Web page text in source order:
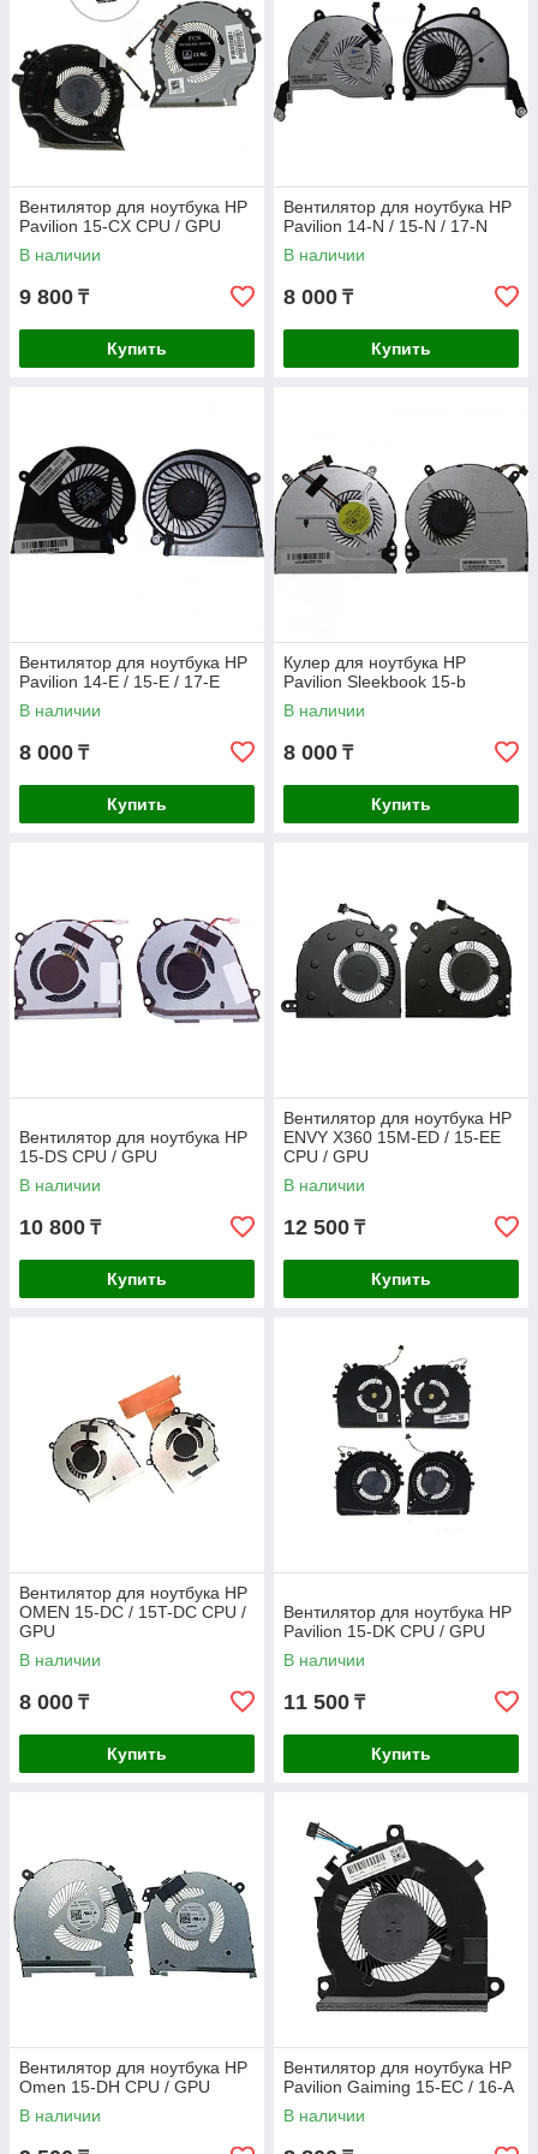
пыли и грязи не реже одного раза в 6 месяцев.
Правильная эксплуатация:
Избегайте работы на мягких
поверхностях, которые могут блокировать вентиляционные
отверстия.
-
Контроль температуры:
Используйте охлаждающие
подставки и следите за температурой процессора и
видеокарты.
вентилятора и других компонентов системы охлаждения.
Вентилятор для ноутбука HP
Pavilion 15-CX CPU / GPU
В наличии
9 800 ₸
Купить
Вентилятор для ноутбука HP
Pavilion 14-N / 15-N / 17-N
В наличии
8 000 ₸
Купить
Вентилятор для ноутбука HP
Pavilion 14-E / 15-E / 17-E
В наличии
8 000 ₸
Купить
Кулер для ноутбука HP
Pavilion Sleekbook 15-b
В наличии
8 000 ₸
Купить
Вентилятор для ноутбука HP
15-DS CPU / GPU
В наличии
10 800 ₸
Купить
Вентилятор для ноутбука HP
ENVY X360 15M-ED / 15-EE
CPU / GPU
В наличии
12 500 ₸
Купить
Вентилятор для ноутбука HP
OMEN 15-DC / 15T-DC CPU /
GPU
В наличии
8 000 ₸
Купить
Вентилятор для ноутбука HP
Pavilion 15-DK CPU / GPU
В наличии
11 500 ₸
Купить
Вентилятор для ноутбука HP
Omen 15-DH CPU / GPU
В наличии
Вентилятор для ноутбука HP
Pavilion Gaiming 15-EC / 16-A
В наличии